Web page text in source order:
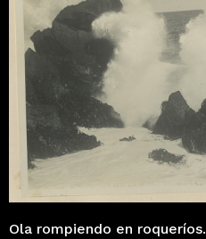
Ola rompiendo en roqueríos.